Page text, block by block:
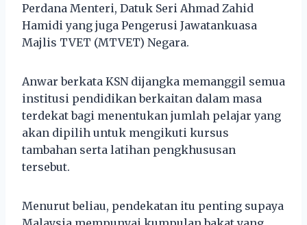
Perdana Menteri, Datuk Seri Ahmad Zahid
Hamidi yang juga Pengerusi Jawatankuasa
Majlis TVET (MTVET) Negara.
Anwar berkata KSN dijangka memanggil semua
institusi pendidikan berkaitan dalam masa
terdekat bagi menentukan jumlah pelajar yang
akan dipilih untuk mengikuti kursus
tambahan serta latihan pengkhususan
tersebut.
Menurut beliau, pendekatan itu penting supaya